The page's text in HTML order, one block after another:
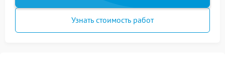
Узнать стоимость работ